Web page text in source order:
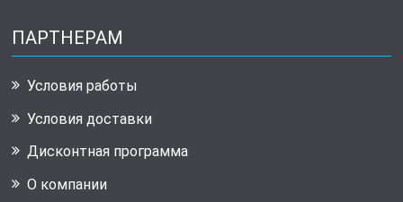
ПАРТНЕРАМ
Условия работы
Условия доставки
Дисконтная программа
О компании